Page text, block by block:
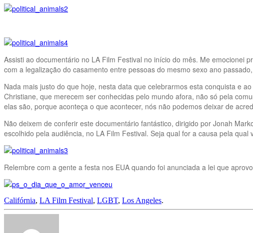
Assisti ao documentário no LA Film Festival no início do mês. Me emocionei
com a legalização do casamento entre pessoas do mesmo sexo ano
Nada mais justo do que hoje, nesta data que celebrarmos esta conquista e
Christiane, que merecem ser conhecidas pelo mundo afora, não só pela
elas são, porque aconteça o que acontecer, nós não podemos deixar de
Não deixem de conferir este documentário fantástico, dirigido por Jonah
escolhido pela audiência, no LA Film Festival. Seja qual for a causa pela
Relembre com a gente a festa nos EUA quando foi anunciada a lei que
Califórnia, LA Film Festival, LGBT, Los Angeles.